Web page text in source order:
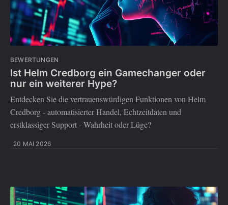
BEWERTUNGEN
Ist Helm Credborg ein Gamechanger oder
nur ein weiterer Hype?
Entdecken Sie die vertrauenswürdigen Funktionen von Helm
Credborg - automatisierter Handel, Echtzeitdaten und
erstklassiger Support - Wahrheit oder Lüge?
20 MAI 2026